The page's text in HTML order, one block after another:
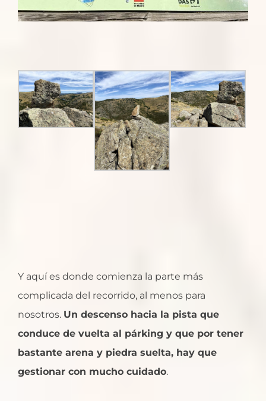
Y aquí es donde comienza la parte más
complicada del recorrido, al menos para
nosotros. Un descenso hacia la pista que
conduce de vuelta al párking y que por tener
bastante arena y piedra suelta, hay que
gestionar con mucho cuidado.